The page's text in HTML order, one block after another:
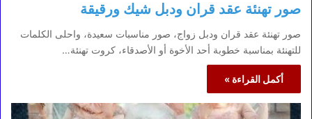
صور تهنئة عقد قران ودبل شيك ورقيقة
صور تهنئة عقد قران ودبل زواج، صور مناسبات سعيدة، واحلى الكلمات
للتهنئة بمناسبة خطوبة أحد الأخوة أو الأصدقاء، كروت تهنئة…
أكمل القراءة »